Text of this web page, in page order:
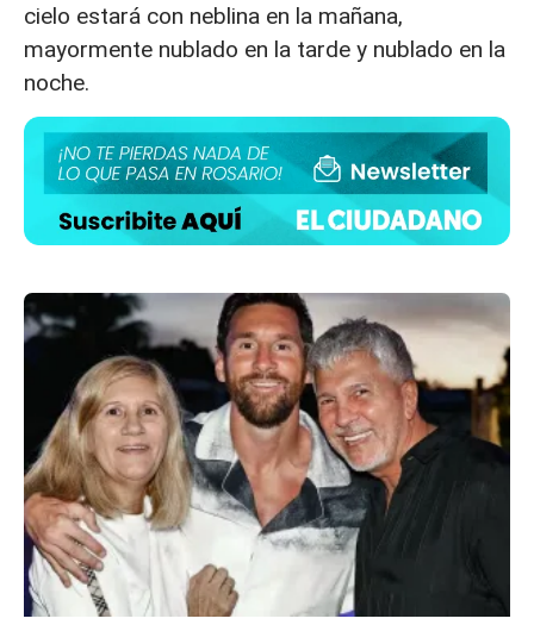
cielo estará con neblina en la mañana,
mayormente nublado en la tarde y nublado en la
noche.